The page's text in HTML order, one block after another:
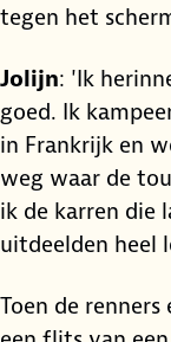
tegen het
Jolijn: 'Ik
goed. Ik
in Frankrijk en
weg waar de
ik de karren die
uitdeelden heel
Toen de